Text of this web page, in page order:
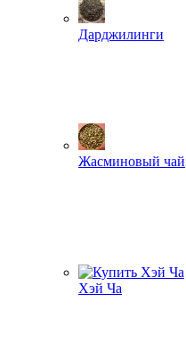
Дарджилинги
Жасминовый чай
Хэй Ча